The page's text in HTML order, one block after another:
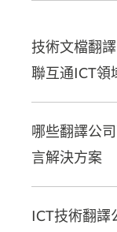
技術文檔翻
聯互通ICT領
哪些翻譯公
言解決方案
ICT技術翻譯